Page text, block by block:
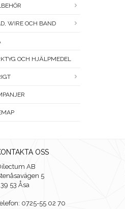
WIRE OCH BAND
OCH HJÄLPMEDEL
OSS
AB
5
53 Åsa
0725-55 02 70